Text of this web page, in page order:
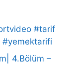
#tarif
#yemektarifi
4.Bölüm –